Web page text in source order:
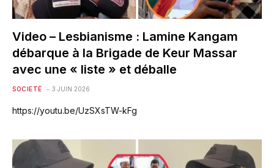
Video – Lesbianisme : Lamine Kangam
débarque à la Brigade de Keur Massar
avec une « liste » et déballe
SOCIETÉ 3 JUIN 2026
https://youtu.be/UzSXsTW-kFg